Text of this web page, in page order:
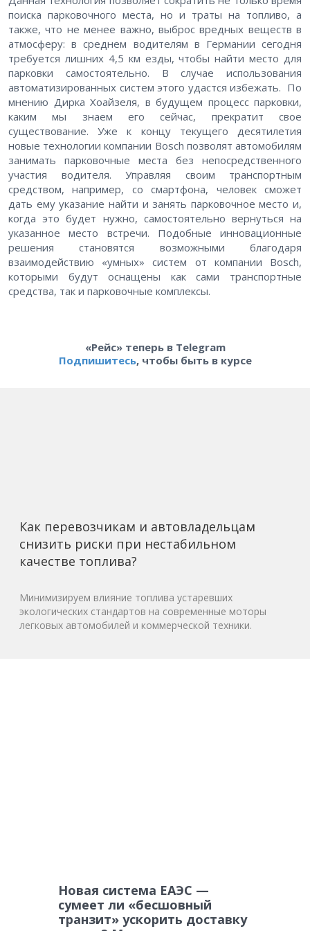
поиска парковочного места, но и траты на топливо, а
также, что не менее важно, выброс вредных веществ в
атмосферу: в среднем водителям в Германии сегодня
требуется лишних 4,5 км езды, чтобы найти место для
парковки самостоятельно. В случае использования
автоматизированных систем этого удастся избежать. По
мнению Дирка Хоайзеля, в будущем процесс парковки,
каким мы знаем его сейчас, прекратит свое
существование. Уже к концу текущего десятилетия
новые технологии компании Bosch позволят автомобилям
занимать парковочные места без непосредственного
участия водителя. Управляя своим транспортным
средством, например, со смартфона, человек сможет
дать ему указание найти и занять парковочное место и,
когда это будет нужно, самостоятельно вернуться на
указанное место встречи. Подобные инновационные
решения становятся возможными благодаря
взаимодействию «умных» систем от компании Bosch,
которыми будут оснащены как сами транспортные
средства, так и парковочные комплексы.
«Рейс» теперь в Telegram
Подпишитесь, чтобы быть в курсе
Как перевозчикам и автовладельцам
снизить риски при нестабильном
качестве топлива?
Минимизируем влияние топлива устаревших
экологических стандартов на современные моторы
легковых автомобилей и коммерческой техники.
Новая система ЕАЭС —
сумеет ли «бесшовный
транзит» ускорить доставку